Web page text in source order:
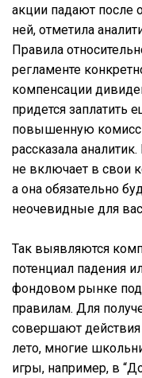
акции падают после
ней, отметила
Правила
регламенте
компенсации
придется заплатить
повышенную
рассказала
не включает в свои
а она обязательно
неочевидные для
Так выявляются
потенциал падения
фондовом рынке
правилам. Для
совершают
лето, многие
игры, например, в